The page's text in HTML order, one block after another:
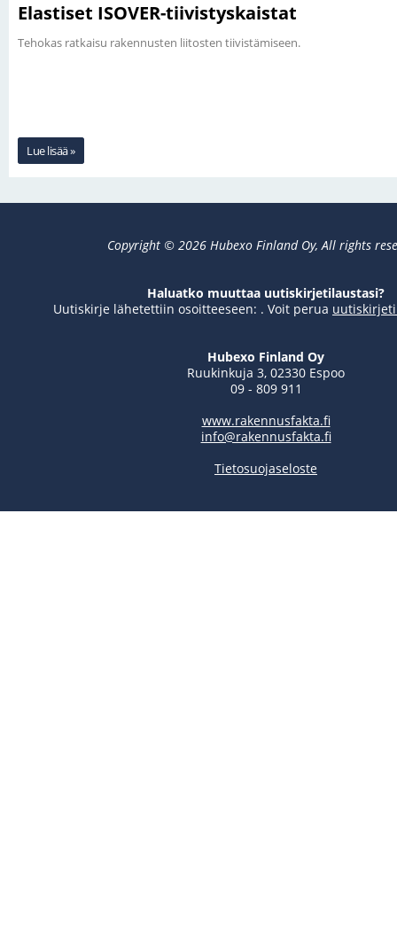
Elastiset ISOVER-tiivistyskaistat
Tehokas ratkaisu rakennusten liitosten tiivistämiseen.
Lue lisää »
Copyright © 2026 Hubexo Finland Oy, All rights
Haluatko muuttaa uutiskirjetilaustasi?
Uutiskirje lähetettiin osoitteeseen: . Voit perua
Hubexo Finland Oy
Ruukinkuja 3, 02330 Espoo
09 - 809 911
www.rakennusfakta.fi
info@rakennusfakta.fi
Tietosuojaseloste